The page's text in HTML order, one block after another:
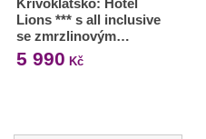
Křivoklátsko: Hotel
Lions *** s all inclusive
se zmrzlinovým…
5 990 Kč